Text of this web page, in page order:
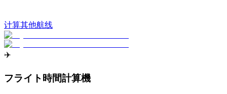
计算其他航线
✈️
フライト時間計算機